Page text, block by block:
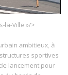
la-Ville »/>
ambitieux, à
sportives
lancement pour